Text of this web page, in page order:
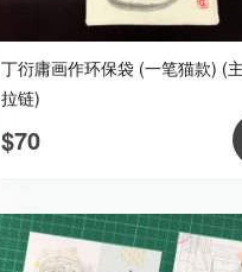
丁衍庸画作环保袋 (一笔猫款) (
拉链)
$70